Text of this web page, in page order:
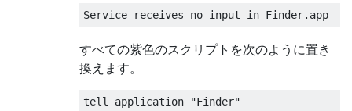
すべての紫色のスクリプトを次のように置き
換えます。
tell application "Finder"